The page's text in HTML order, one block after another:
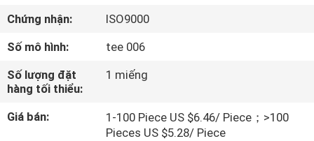
VIDEO
HƯỚNG
DẪN
VR
Chứng nhận:
ISO9000
Số mô hình:
tee 006
Số lượng đặt
hàng tối thiểu:
1 miếng
Giá bán:
1-100 Piece US $6.46/ Piece；>100
Pieces US $5.28/ Piece